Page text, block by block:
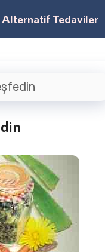
Alternatif Tedaviler